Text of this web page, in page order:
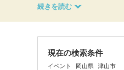
現在の検索条件
イベント 岡山県 津山市